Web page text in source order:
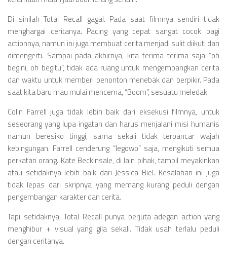
Di sinilah Total Recall gagal. Pada saat filmnya sendiri tidak
menghargai ceritanya. Pacing yang cepat sangat cocok bagi
actionnya, namun ini juga membuat cerita menjadi sulit diikuti dan
dimengerti. Sampai pada akhirnya, kita terima-terima saja “oh
begini, oh begitu”, tidak ada ruang untuk mengembangkan cerita
dan waktu untuk memberi penonton menebak dan berpikir. Pada
saat kita baru mau mulai mencerna, “Boom”, sesuatu meledak.
Colin Farrell juga tidak lebih baik dari eksekusi filmnya, untuk
seseorang yang lupa ingatan dan harus menjalani misi humanis
namun beresiko tinggi, sama sekali tidak terpancar wajah
kebingungan. Farrell cenderung “legowo” saja, mengikuti semua
perkatan orang. Kate Beckinsale, di lain pihak, tampil meyakinkan
atau setidaknya lebih baik dari Jessica Biel. Kesalahan ini juga
tidak lepas dari skripnya yang memang kurang peduli dengan
pengembangan karakter dan cerita.
Tapi setidaknya, Total Recall punya berjuta adegan action yang
menghibur + visual yang gila sekali. Tidak usah terlalu peduli
dengan ceritanya.